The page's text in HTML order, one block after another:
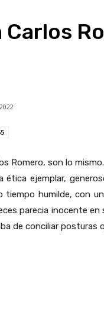
Carlos
Romero, son lo
ética ejemplar,
tiempo humilde, con
parecia inocente
de conciliar posturas